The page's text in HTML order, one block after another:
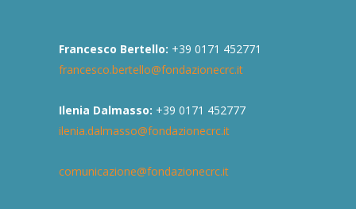
Francesco Bertello: +39 0171 452771
francesco.bertello@fondazionecrc.it
Ilenia Dalmasso: +39 0171 452777
ilenia.dalmasso@fondazionecrc.it
comunicazione@fondazionecrc.it